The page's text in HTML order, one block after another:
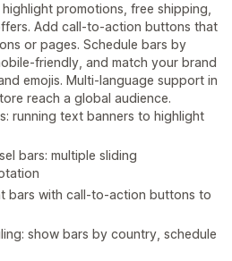
promotions, free shipping,
Add call-to-action buttons that
or pages. Schedule bars by
friendly, and match your brand
emojis. Multi-language support in
reach a global audience.
running text banners to highlight
bars: multiple sliding
bars with call-to-action buttons to
show bars by country, schedule